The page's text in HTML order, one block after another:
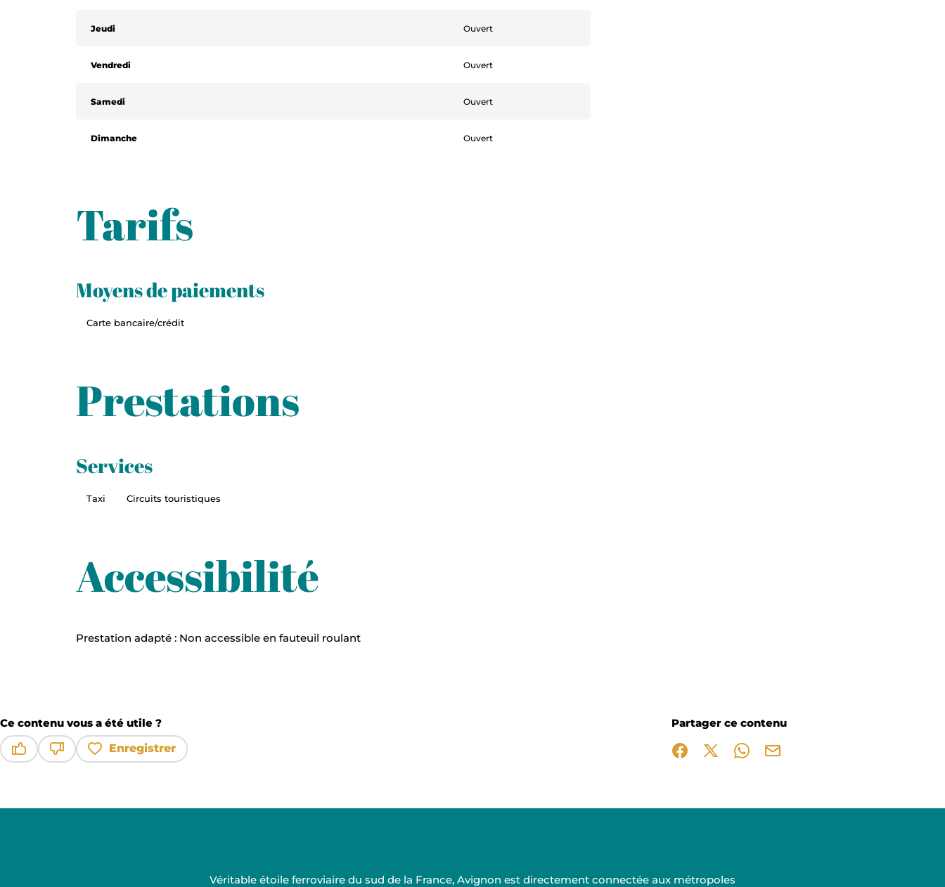
Jeudi Ouvert
Vendredi Ouvert
Samedi Ouvert
Dimanche Ouvert
Tarifs
Moyens de paiements
Carte bancaire/crédit
Prestations
Services
Taxi Circuits touristiques
Accessibilité
Prestation adapté : Non accessible en fauteuil roulant
Ce contenu vous a été utile ?
Enregistrer
Partager ce contenu
Partager sur Facebook (nouvelle fenêtre)
Partager sur X / Twitter (nouvelle fenêtre)
Partager sur WhatsApp
Partager par mail
Véritable étoile ferroviaire du sud de la France, Avignon est directement connectée aux métropoles